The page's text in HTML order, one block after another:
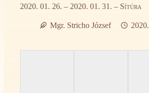
2020. 01. 26. – 2020. 01. 31. – Sítúra
Mgr. Stricho József